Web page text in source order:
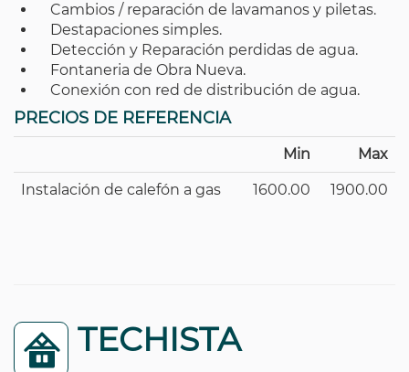
Cambios / reparación de lavamanos y piletas.
Destapaciones simples.
Detección y Reparación perdidas de agua.
Fontaneria de Obra Nueva.
Conexión con red de distribución de agua.
PRECIOS DE REFERENCIA
Min Max
Instalación de calefón a gas 1600.00 1900.00
TECHISTA